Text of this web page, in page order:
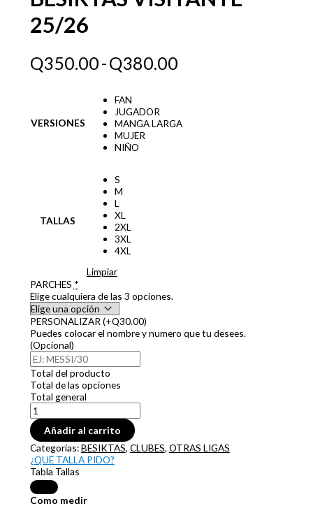
25/26
Q350.00-Q380.00
VERSIONES
FAN
JUGADOR
MANGA LARGA
MUJER
NIÑO
TALLAS
S
M
L
XL
2XL
3XL
4XL
Limpiar
PARCHES *
Elige cualquiera de las 3 opciones.
PERSONALIZAR (+Q30.00)
Puedes colocar el nombre y numero que tu desees.
(Opcional)
Total del producto
Total de las opciones
Total general
Añadir al carrito
Categorías:BESIKTAS, CLUBES, OTRAS LIGAS
¿QUE TALLA PIDO?
Tabla Tallas
Como medir